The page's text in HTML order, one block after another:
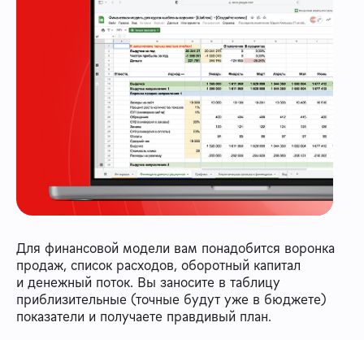
Для финансовой модели вам понадобится воронка
продаж, список расходов, оборотный капитал
и денежный поток. Вы заносите в таблицу
приблизительные (точные будут уже в бюджете)
показатели и получаете правдивый план.